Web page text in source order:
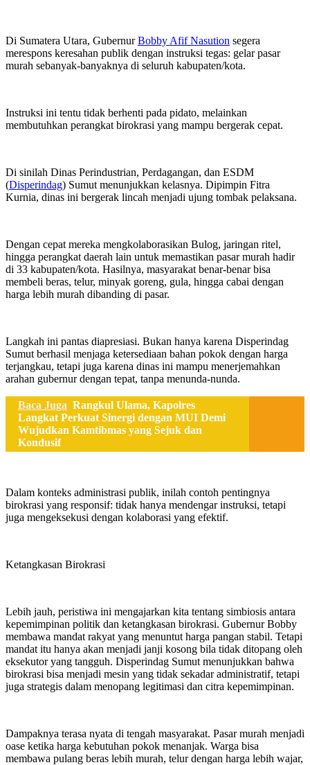
Di Sumatera Utara, GubernurBobby Afif Nasution segera
merespons keresahan publik dengan instruksi tegas: gelar pasar
murah sebanyak-banyaknya di seluruh kabupaten/kota.
Instruksi ini tentu tidak berhenti pada pidato, melainkan
membutuhkan perangkat birokrasi yang mampu bergerak cepat.
Di sinilah Dinas Perindustrian, Perdagangan, dan ESDM
(Disperindag) Sumut menunjukkan kelasnya. Dipimpin Fitra
Kurnia, dinas ini bergerak lincah menjadi ujung tombak pelaksana.
Dengan cepat mereka mengkolaborasikan Bulog, jaringan ritel,
hingga perangkat daerah lain untuk memastikan pasar murah hadir
di 33 kabupaten/kota. Hasilnya, masyarakat benar-benar bisa
membeli beras, telur, minyak goreng, gula, hingga cabai dengan
harga lebih murah dibanding di pasar.
Langkah ini pantas diapresiasi. Bukan hanya karena Disperindag
Sumut berhasil menjaga ketersediaan bahan pokok dengan harga
terjangkau, tetapi juga karena dinas ini mampu menerjemahkan
arahan gubernur dengan tepat, tanpa menunda-nunda.
Baca Juga Rangkul Ulama, Kapolres
Langkat Perkuat Sinergi dengan MUI Demi
Wujudkan Kamtibmas yang Sejuk dan
Kondusif
Dalam konteks administrasi publik, inilah contoh pentingnya
birokrasi yang responsif: tidak hanya mendengar instruksi, tetapi
juga mengeksekusi dengan kolaborasi yang efektif.
Ketangkasan Birokrasi
Lebih jauh, peristiwa ini mengajarkan kita tentang simbiosis antara
kepemimpinan politik dan ketangkasan birokrasi. Gubernur Bobby
membawa mandat rakyat yang menuntut harga pangan stabil. Tetapi
mandat itu hanya akan menjadi janji kosong bila tidak ditopang oleh
eksekutor yang tangguh. Disperindag Sumut menunjukkan bahwa
birokrasi bisa menjadi mesin yang tidak sekadar administratif, tetapi
juga strategis dalam menopang legitimasi dan citra kepemimpinan.
Dampaknya terasa nyata di tengah masyarakat. Pasar murah menjadi
oase ketika harga kebutuhan pokok menanjak. Warga bisa
membawa pulang beras lebih murah, telur dengan harga lebih wajar,